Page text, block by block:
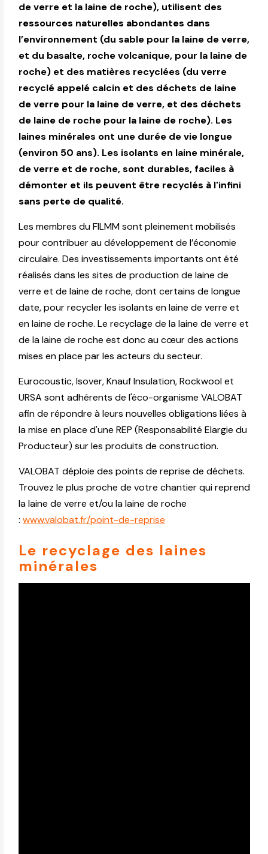
de verre et la laine de roche), utilisent des
ressources naturelles abondantes dans
l’environnement (du sable pour la laine de verre,
et du basalte, roche volcanique, pour la laine de
roche) et des matières recyclées (du verre
recyclé appelé calcin et des déchets de laine
de verre pour la laine de verre, et des déchets
de laine de roche pour la laine de roche). Les
laines minérales ont une durée de vie longue
(environ 50 ans). Les isolants en laine minérale,
de verre et de roche, sont durables, faciles à
démonter et ils peuvent être recyclés à l'infini
sans perte de qualité.
Les membres du FILMM sont pleinement mobilisés
pour contribuer au développement de l’économie
circulaire. Des investissements importants ont été
réalisés dans les sites de production de laine de
verre et de laine de roche, dont certains de longue
date, pour recycler les isolants en laine de verre et
en laine de roche. Le recyclage de la laine de verre et
de la laine de roche est donc au cœur des actions
mises en place par les acteurs du secteur.
Eurocoustic, Isover, Knauf Insulation, Rockwool et
URSA sont adhérents de l'éco-organisme VALOBAT
afin de répondre à leurs nouvelles obligations liées à
la mise en place d'une REP (Responsabilité Elargie du
Producteur) sur les produits de construction.
VALOBAT déploie des points de reprise de déchets.
Trouvez le plus proche de votre chantier qui reprend
la laine de verre et/ou la laine de roche
: www.valobat.fr/point-de-reprise
Le recyclage des laines
minérales